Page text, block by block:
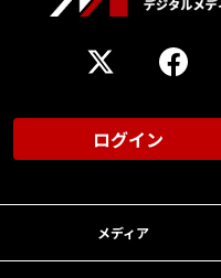
ログイン
メディア